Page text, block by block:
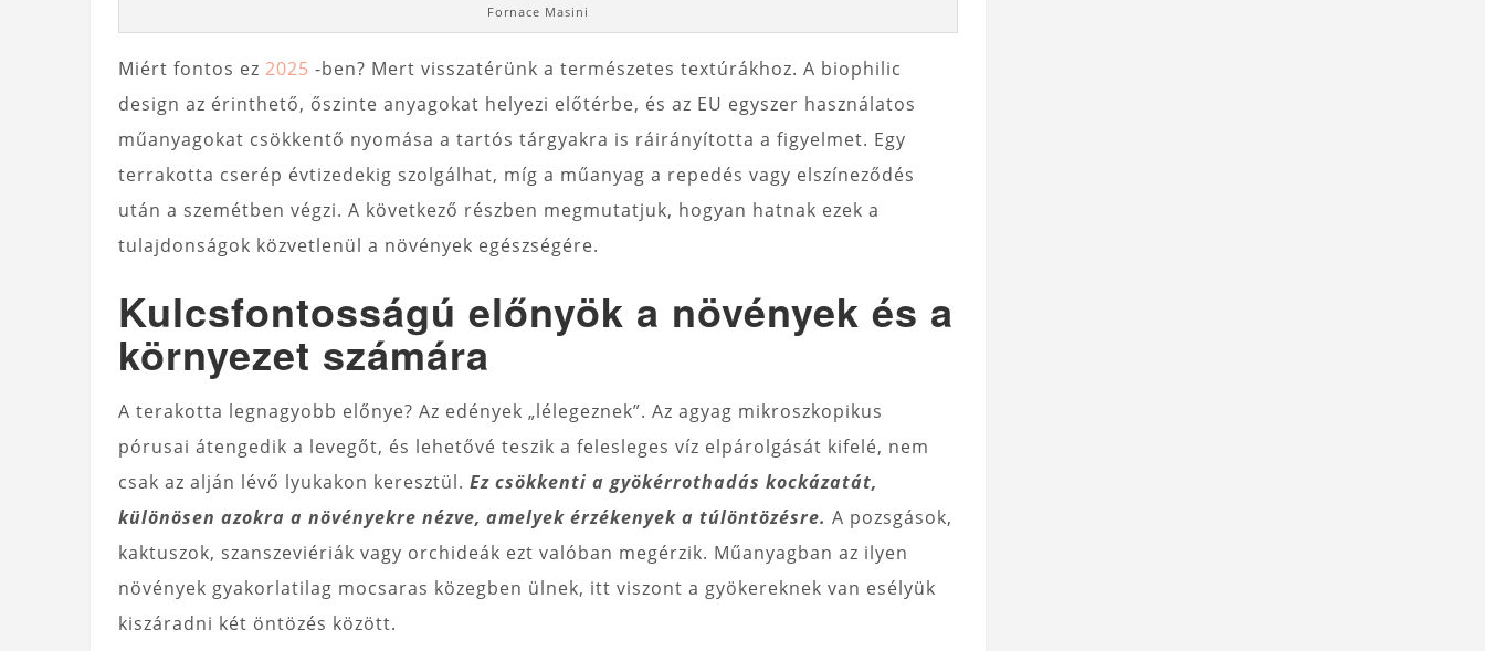
Fornace Masini
Miért fontos ez 2025 -ben? Mert visszatérünk a természetes textúrákhoz. A biophilic
design az érinthető, őszinte anyagokat helyezi előtérbe, és az EU egyszer használatos
műanyagokat csökkentő nyomása a tartós tárgyakra is ráirányította a figyelmet. Egy
terrakotta cserép évtizedekig szolgálhat, míg a műanyag a repedés vagy elszíneződés
után a szemétben végzi. A következő részben megmutatjuk, hogyan hatnak ezek a
tulajdonságok közvetlenül a növények egészségére.
Kulcsfontosságú előnyök a növények és a
környezet számára
A terakotta legnagyobb előnye? Az edények „lélegeznek”. Az agyag mikroszkopikus
pórusai átengedik a levegőt, és lehetővé teszik a felesleges víz elpárolgását kifelé, nem
csak az alján lévő lyukakon keresztül. Ez csökkenti a gyökérrothadás kockázatát,
különösen azokra a növényekre nézve, amelyek érzékenyek a túlöntözésre. A pozsgások,
kaktuszok, szanszeviériák vagy orchideák ezt valóban megérzik. Műanyagban az ilyen
növények gyakorlatilag mocsaras közegben ülnek, itt viszont a gyökereknek van esélyük
kiszáradni két öntözés között.